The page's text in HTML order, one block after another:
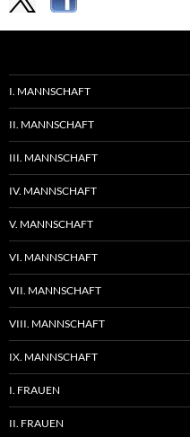
I. MANNSCHAFT
II. MANNSCHAFT
III. MANNSCHAFT
IV. MANNSCHAFT
V. MANNSCHAFT
VI. MANNSCHAFT
VII. MANNSCHAFT
VIII. MANNSCHAFT
IX. MANNSCHAFT
I. FRAUEN
II. FRAUEN